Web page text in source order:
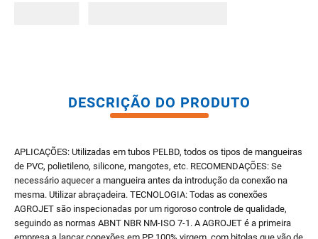
DESCRIÇÃO DO PRODUTO
APLICAÇÕES: Utilizadas em tubos PELBD, todos os tipos de mangueiras
de PVC, polietileno, silicone, mangotes, etc. RECOMENDAÇÕES: Se
necessário aquecer a mangueira antes da introdução da conexão na
mesma. Utilizar abraçadeira. TECNOLOGIA: Todas as conexões
AGROJET são inspecionadas por um rigoroso controle de qualidade,
seguindo as normas ABNT NBR NM-ISO 7-1. A AGROJET é a primeira